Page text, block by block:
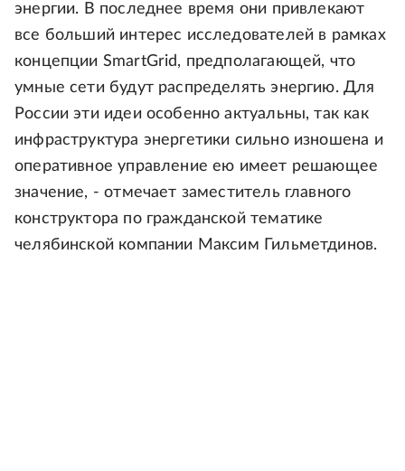
энергии. В последнее время они привлекают
все больший интерес исследователей в рамках
концепции SmartGrid, предполагающей, что
умные сети будут распределять энергию. Для
России эти идеи особенно актуальны, так как
инфраструктура энергетики сильно изношена и
оперативное управление ею имеет решающее
значение, - отмечает заместитель главного
конструктора по гражданской тематике
челябинской компании Максим Гильметдинов.